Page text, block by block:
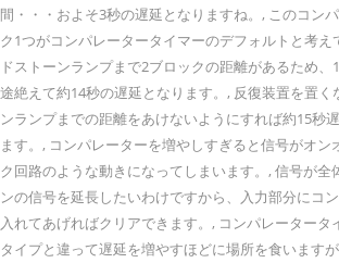
間・・・およそ3秒の遅延となりますね。, このコン
ク1つがコンパレータータイマーのデフォルトと考え
ドストーンランプまで2ブロックの距離があるため
途絶えて約14秒の遅延となります。, 反復装置を置く
ンランプまでの距離をあけないようにすれば約15秒
ます。, コンパレーターを増やしすぎると信号がオン
ク回路のような動きになってしまいます。, 信号が全
ンの信号を延長したいわけですから、入力部分にコ
入れてあげればクリアできます。, コンパレータータ
タイプと違って遅延を増やすほどに場所を食います